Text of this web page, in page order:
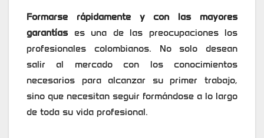
Formarse rápidamente y con las mayores
garantías es una de las preocupaciones los
profesionales colombianos. No solo desean
salir al mercado con los conocimientos
necesarios para alcanzar su primer trabajo,
sino que necesitan seguir formándose a lo largo
de toda su vida profesional.